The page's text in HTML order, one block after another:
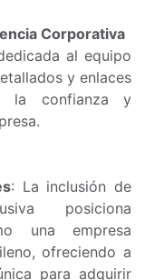
Corporativa
al equipo
y enlaces
la confianza y
: La inclusión de
posiciona
una empresa
ofreciendo a
para adquirir